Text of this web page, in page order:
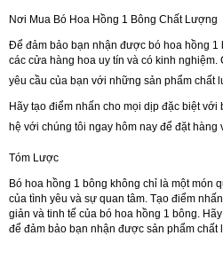
Nơi Mua Bó Hoa Hồng 1 Bông Chất Lượng
Để đảm bảo bạn nhận được bó hoa hồng 1
các cửa hàng hoa uy tín và có kinh
yêu cầu của bạn với những sản phẩm chất
Hãy tạo điểm nhấn cho mọi dịp đặc biệt
hệ với chúng tôi ngay hôm nay để đặt hàng
Tóm Lược
Bó hoa hồng 1 bông không chỉ là một món
của tình yêu và sự quan tâm. Tạo điểm
giản và tinh tế của bó hoa hồng 1 bông.
để đảm bảo bạn nhận được sản phẩm chất